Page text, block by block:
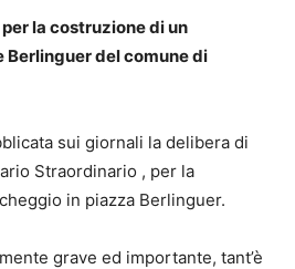
la costruzione di un
del comune di
sui giornali la delibera di
Straordinario , per la
in piazza Berlinguer.
grave ed importante, tant’è